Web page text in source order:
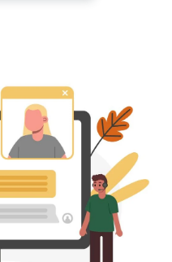
・常駐
応
Google スプレッドシート関
集計作業を効率化する4つの
がちな注意点～